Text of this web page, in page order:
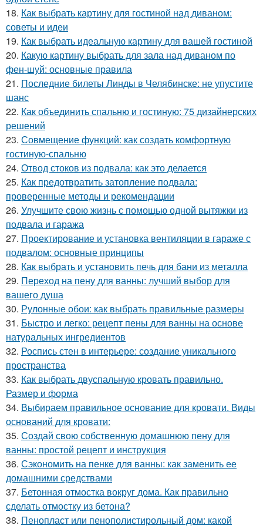
18. Как выбрать картину для гостиной над диваном:
советы и идеи
19. Как выбрать идеальную картину для вашей гостиной
20. Какую картину выбрать для зала над диваном по
фен-шуй: основные правила
21. Последние билеты Линды в Челябинске: не упустите
шанс
22. Как объединить спальню и гостиную: 75 дизайнерских
решений
23. Совмещение функций: как создать комфортную
гостиную-спальню
24. Отвод стоков из подвала: как это делается
25. Как предотвратить затопление подвала:
проверенные методы и рекомендации
26. Улучшите свою жизнь с помощью одной вытяжки из
подвала и гаража
27. Проектирование и установка вентиляции в гараже с
подвалом: основные принципы
28. Как выбрать и установить печь для бани из металла
29. Переход на пену для ванны: лучший выбор для
вашего душа
30. Рулонные обои: как выбрать правильные размеры
31. Быстро и легко: рецепт пены для ванны на основе
натуральных ингредиентов
32. Роспись стен в интерьере: создание уникального
пространства
33. Как выбрать двуспальную кровать правильно.
Размер и форма
34. Выбираем правильное основание для кровати. Виды
оснований для кровати:
35. Создай свою собственную домашнюю пену для
ванны: простой рецепт и инструкция
36. Сэкономить на пенке для ванны: как заменить ее
домашними средствами
37. Бетонная отмостка вокруг дома. Как правильно
сделать отмостку из бетона?
38. Пенопласт или пенополистирольный дом: какой